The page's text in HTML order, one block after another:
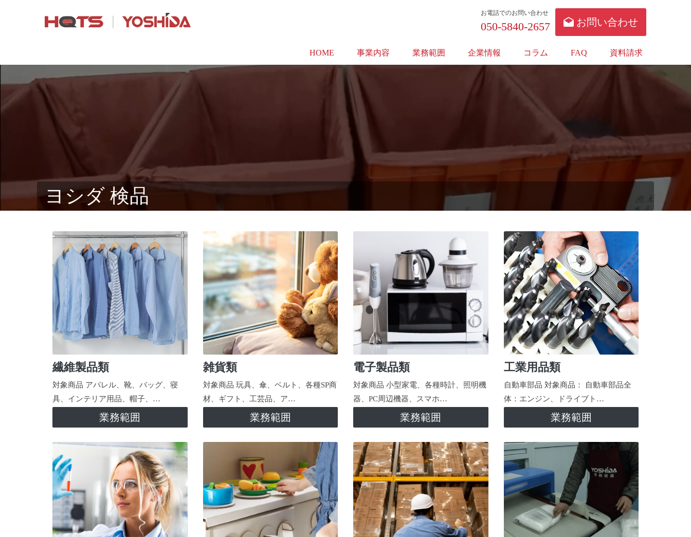
お電話でのお問い合わせ
050-5840-2657 お問い合わせ
HOME 事業内容 業務範囲 企業情報 コラム FAQ 資料請求
ヨシダ 検品
繊維製品類
対象商品 アパレル、靴、バッグ、寝
具、インテリア用品、帽子、…
業務範囲
雑貨類
対象商品 玩具、傘、ベルト、各種SP商
材、ギフト、工芸品、ア…
業務範囲
電子製品類
対象商品 小型家電、各種時計、照明機
器、PC周辺機器、スマホ…
業務範囲
工業用品類
自動車部品 対象商品： 自動車部品全
体：エンジン、ドライブト…
業務範囲